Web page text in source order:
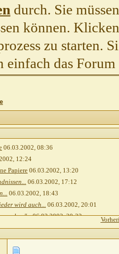
durch. Sie
können.
zu starten.
einfach das
06.03.2002, 08:36
12:24
Papiere06.03.2002, 13:20
06.03.2002, 17:12
06.03.2002, 18:43
wird auch... 06.03.2002, 20:01
06.03.2002,20:22
einen...06.03.2002,20:56
18.03.2002,20:27